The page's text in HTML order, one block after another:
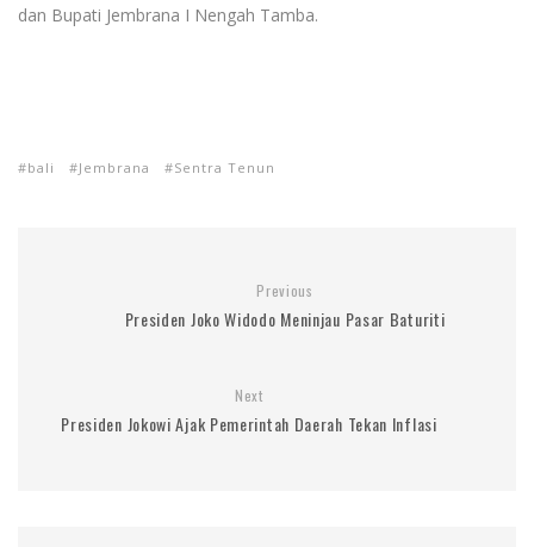
dan Bupati Jembrana I Nengah Tamba.
bali Jembrana Sentra Tenun
Previous
Presiden Joko Widodo Meninjau Pasar Baturiti
Next
Presiden Jokowi Ajak Pemerintah Daerah Tekan Inflasi